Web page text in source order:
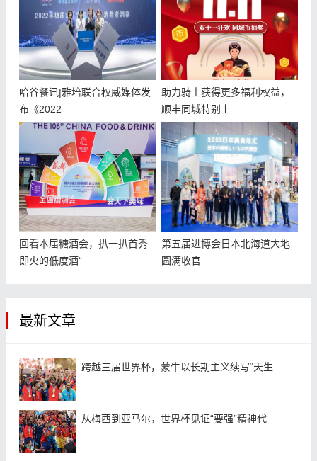
哈谷餐讯|雅培联合权威媒体发
布《2022
助力骑士获得更多福利权益，
顺丰同城特别上
回看本届糖酒会，扒一扒首秀
即火的低度酒“
第五届进博会日本北海道大地
圆满收官
最新文章
跨越三届世界杯，蒙牛以长期主义续写“天生
从梅西到亚马尔，世界杯见证“要强”精神代